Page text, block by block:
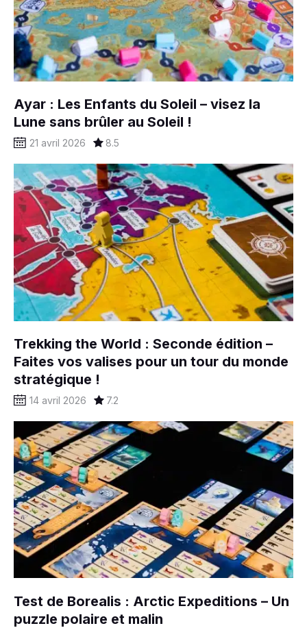
Ayar : Les Enfants du Soleil – visez la
Lune sans brûler au Soleil !
21 avril 2026 8.5
Trekking the World : Seconde édition –
Faites vos valises pour un tour du monde
stratégique !
14 avril 2026 7.2
Test de Borealis : Arctic Expeditions – Un
puzzle polaire et malin